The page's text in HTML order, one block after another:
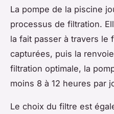
La pompe de la piscine
processus de filtration.
la fait passer à travers le
capturées, puis la
filtration optimale, la
moins 8 à 12 heures par
Le choix du filtre est